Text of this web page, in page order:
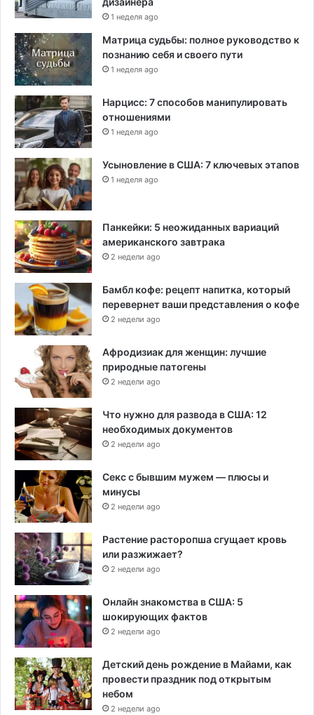
1 неделя ago
Матрица судьбы: полное руководство к
познанию себя и своего пути
1 неделя ago
Нарцисс: 7 способов манипулировать
отношениями
1 неделя ago
Усыновление в США: 7 ключевых этапов
1 неделя ago
Панкейки: 5 неожиданных вариаций
американского завтрака
2 недели ago
Бамбл кофе: рецепт напитка, который
перевернет ваши представления о кофе
2 недели ago
Афродизиак для женщин: лучшие
природные патогены
2 недели ago
Что нужно для развода в США: 12
необходимых документов
2 недели ago
Секс с бывшим мужем — плюсы и
минусы
2 недели ago
Растение расторопша сгущает кровь
или разжижает?
2 недели ago
Онлайн знакомства в США: 5
шокирующих фактов
2 недели ago
Детский день рождение в Майами, как
провести праздник под открытым
небом
2 недели ago